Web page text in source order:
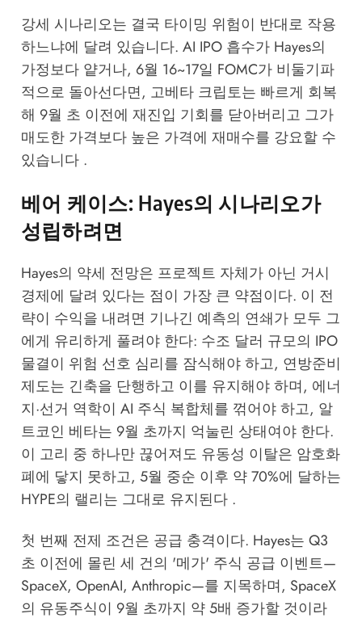
강세 시나리오는 결국 타이밍 위험이 반대로 작용
하느냐에 달려 있습니다. AI IPO 흡수가 Hayes의
가정보다 얕거나, 6월 16~17일 FOMC가 비둘기파
적으로 돌아선다면, 고베타 크립토는 빠르게 회복
해 9월 초 이전에 재진입 기회를 닫아버리고 그가
매도한 가격보다 높은 가격에 재매수를 강요할 수
있습니다 .
베어 케이스: Hayes의 시나리오가
성립하려면
Hayes의 약세 전망은 프로젝트 자체가 아닌 거시
경제에 달려 있다는 점이 가장 큰 약점이다. 이 전
략이 수익을 내려면 기나긴 예측의 연쇄가 모두 그
에게 유리하게 풀려야 한다: 수조 달러 규모의 IPO
물결이 위험 선호 심리를 잠식해야 하고, 연방준비
제도는 긴축을 단행하고 이를 유지해야 하며, 에너
지·선거 역학이 AI 주식 복합체를 꺾어야 하고, 알
트코인 베타는 9월 초까지 억눌린 상태여야 한다.
이 고리 중 하나만 끊어져도 유동성 이탈은 암호화
폐에 닿지 못하고, 5월 중순 이후 약 70%에 달하는
HYPE의 랠리는 그대로 유지된다 .
첫 번째 전제 조건은 공급 충격이다. Hayes는 Q3
초 이전에 몰린 세 건의 '메가' 주식 공급 이벤트—
SpaceX, OpenAI, Anthropic—를 지목하며, SpaceX
의 유동주식이 9월 초까지 약 5배 증가할 것이라